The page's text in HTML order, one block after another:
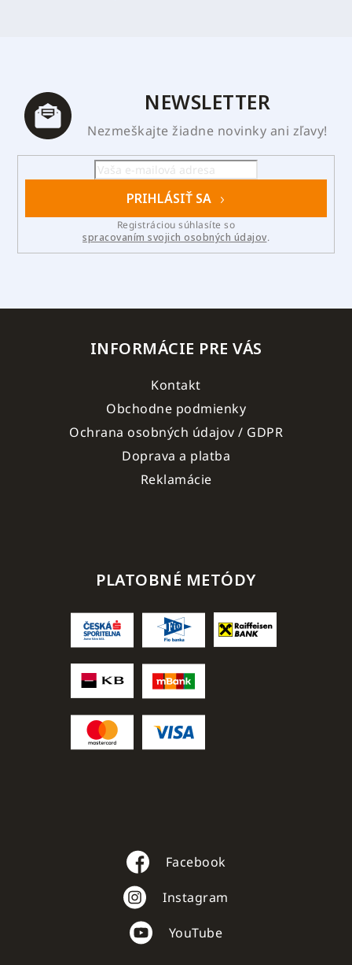
NEWSLETTER
Nezmeškajte žiadne novinky ani zľavy!
PRIHLÁSIŤ SA
spracovaním svojich osobných údajov.
INFORMÁCIE PRE VÁS
Kontakt
Obchodne podmienky
Ochrana osobných údajov / GDPR
Doprava a platba
Reklamácie
PLATOBNÉ METÓDY
Facebook
Instagram
YouTube